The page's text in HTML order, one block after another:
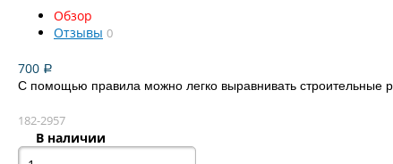
Обзор
Отзывы 0
700 Р
С помощью правила можно легко выравнивать строительные
182-2957
В наличии